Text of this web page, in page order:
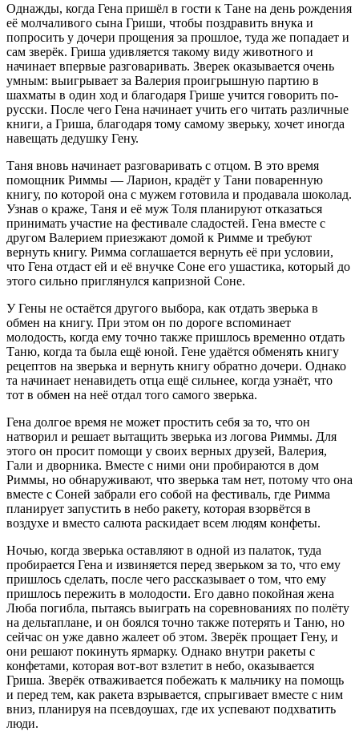
Однажды, когда Гена пришёл в гости к Тане на день рождения
её молчаливого сына Гриши, чтобы поздравить внука и
попросить у дочери прощения за прошлое, туда же попадает и
сам зверёк. Гриша удивляется такому виду животного и
начинает впервые разговаривать. Зверек оказывается очень
умным: выигрывает за Валерия проигрышную партию в
шахматы в один ход и благодаря Грише учится говорить по-
русски. После чего Гена начинает учить его читать различные
книги, а Гриша, благодаря тому самому зверьку, хочет иногда
навещать дедушку Гену.
Таня вновь начинает разговаривать с отцом. В это время
помощник Риммы — Ларион, крадёт у Тани поваренную
книгу, по которой она с мужем готовила и продавала шоколад.
Узнав о краже, Таня и её муж Толя планируют отказаться
принимать участие на фестивале сладостей. Гена вместе с
другом Валерием приезжают домой к Римме и требуют
вернуть книгу. Римма соглашается вернуть её при условии,
что Гена отдаст ей и её внучке Соне его ушастика, который до
этого сильно приглянулся капризной Соне.
У Гены не остаётся другого выбора, как отдать зверька в
обмен на книгу. При этом он по дороге вспоминает
молодость, когда ему точно также пришлось временно отдать
Таню, когда та была ещё юной. Гене удаётся обменять книгу
рецептов на зверька и вернуть книгу обратно дочери. Однако
та начинает ненавидеть отца ещё сильнее, когда узнаёт, что
тот в обмен на неё отдал того самого зверька.
Гена долгое время не может простить себя за то, что он
натворил и решает вытащить зверька из логова Риммы. Для
этого он просит помощи у своих верных друзей, Валерия,
Гали и дворника. Вместе с ними они пробираются в дом
Риммы, но обнаруживают, что зверька там нет, потому что она
вместе с Соней забрали его собой на фестиваль, где Римма
планирует запустить в небо ракету, которая взорвётся в
воздухе и вместо салюта раскидает всем людям конфеты.
Ночью, когда зверька оставляют в одной из палаток, туда
пробирается Гена и извиняется перед зверьком за то, что ему
пришлось сделать, после чего рассказывает о том, что ему
пришлось пережить в молодости. Его давно покойная жена
Люба погибла, пытаясь выиграть на соревнованиях по полёту
на дельтаплане, и он боялся точно также потерять и Таню, но
сейчас он уже давно жалеет об этом. Зверёк прощает Гену, и
они решают покинуть ярмарку. Однако внутри ракеты с
конфетами, которая вот-вот взлетит в небо, оказывается
Гриша. Зверёк отваживается побежать к мальчику на помощь
и перед тем, как ракета взрывается, спрыгивает вместе с ним
вниз, планируя на псевдоушах, где их успевают подхватить
люди.